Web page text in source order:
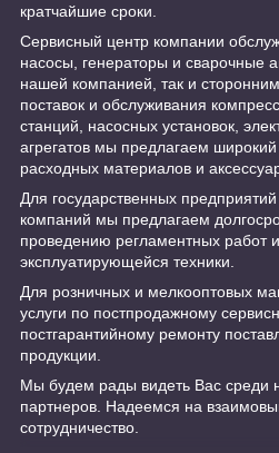
кратчайшие сроки.
Сервисный центр компании
насосы, генераторы и сварочные
нашей компанией, так и
поставок и обслуживания
станций, насосных установок,
агрегатов мы предлагаем широкий
расходных материалов и
Для государственных
компаний мы предлагаем
проведению регламентных работ
эксплуатирующейся техники.
Для розничных и мелкооптовых
услуги по постпродажному
постгарантийному ремонту
продукции.
Мы будем рады видеть Вас среди
партнеров. Надеемся на
сотрудничество.